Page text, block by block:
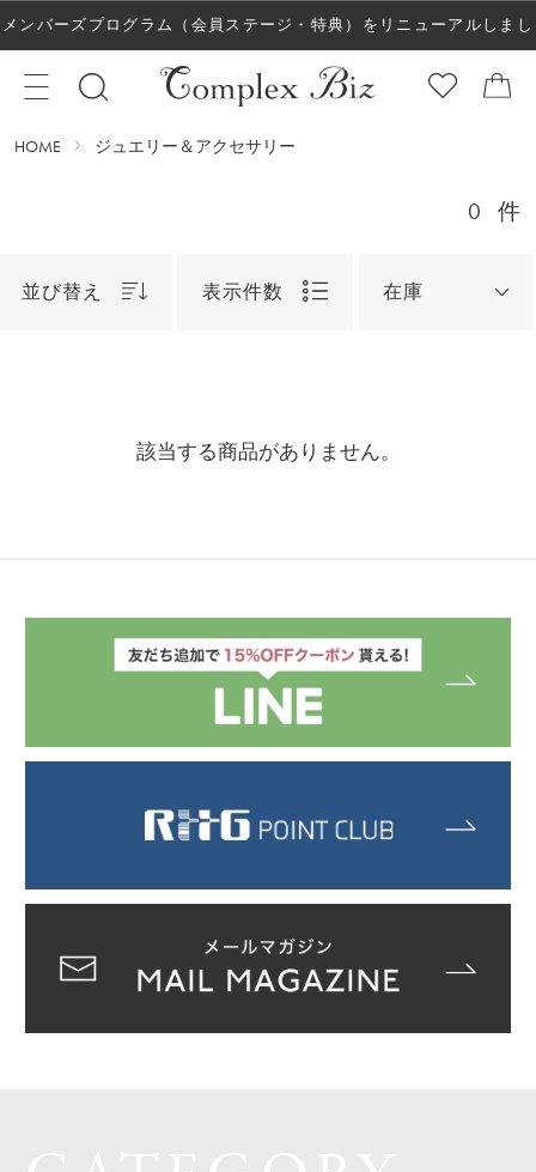
メンバーズプログラム（会員ステージ・特典）をリニューアルしまし
た！
HOME ジュエリー＆アクセサリー
0 件
並び替え 表示件数 在庫
該当する商品がありません。